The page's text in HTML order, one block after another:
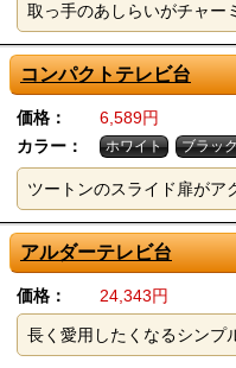
取っ手のあしらいがチャー
コンパクトテレビ台
価格：
6,589円
カラー：
ホワイト ブラッ
ツートンのスライド扉がア
アルダーテレビ台
価格： 24,343円
長く愛用したくなるシンプ